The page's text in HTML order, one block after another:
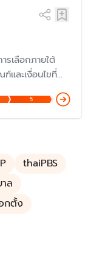
รเลือกภายใต้
และเงื่อนไขที่
จะมีเจตนารมณ์
างแท้จริง แต่ก็
กติกาในการ
5
thaiPBS
ล
กตั้ง